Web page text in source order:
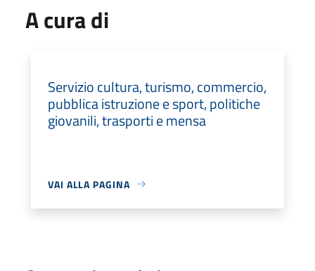
A cura di
Servizio cultura, turismo, commercio,
pubblica istruzione e sport, politiche
giovanili, trasporti e mensa
VAI ALLA PAGINA